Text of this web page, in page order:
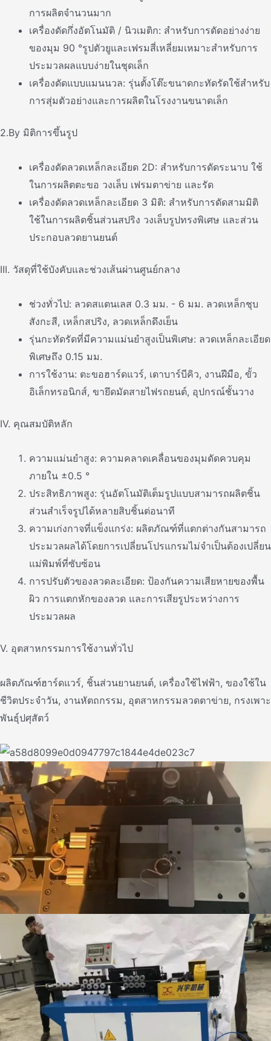
การผลิตจํานวนมาก
เครื่องดัดกึ่งอัตโนมัติ / นิวเมติก: สําหรับการดัดอย่างง่าย
ของมุม 90 °รูปตัวยูและเฟรมสี่เหลี่ยมเหมาะสําหรับการ
ประมวลผลแบบง่ายในชุดเล็ก
เครื่องดัดแบบแมนนวล: รุ่นตั้งโต๊ะขนาดกะทัดรัดใช้สําหรับ
การสุ่มตัวอย่างและการผลิตในโรงงานขนาดเล็ก
2.By มิติการขึ้นรูป
เครื่องดัดลวดเหล็กละเอียด 2D: สําหรับการดัดระนาบ ใช้
ในการผลิตตะขอ วงเล็บ เฟรมตาข่าย และรัด
เครื่องดัดลวดเหล็กละเอียด 3 มิติ: สําหรับการดัดสามมิติ
ใช้ในการผลิตชิ้นส่วนสปริง วงเล็บรูปทรงพิเศษ และส่วน
ประกอบลวดยานยนต์
III. วัสดุที่ใช้บังคับและช่วงเส้นผ่านศูนย์กลาง
ช่วงทั่วไป: ลวดสแตนเลส 0.3 มม. - 6 มม. ลวดเหล็กชุบ
สังกะสี, เหล็กสปริง, ลวดเหล็กดึงเย็น
รุ่นกะทัดรัดที่มีความแม่นยําสูงเป็นพิเศษ: ลวดเหล็กละเอียด
พิเศษถึง 0.15 มม.
การใช้งาน: ตะขอฮาร์ดแวร์, เตาบาร์บีคิว, งานฝีมือ, ขั้ว
อิเล็กทรอนิกส์, ขายึดมัดสายไฟรถยนต์, อุปกรณ์ชั้นวาง
IV. คุณสมบัติหลัก
ความแม่นยําสูง: ความคลาดเคลื่อนของมุมดัดควบคุม
ภายใน ±0.5 °
ประสิทธิภาพสูง: รุ่นอัตโนมัติเต็มรูปแบบสามารถผลิตชิ้น
ส่วนสําเร็จรูปได้หลายสิบชิ้นต่อนาที
ความเก่งกาจที่แข็งแกร่ง: ผลิตภัณฑ์ที่แตกต่างกันสามารถ
ประมวลผลได้โดยการเปลี่ยนโปรแกรมไม่จําเป็นต้องเปลี่ยน
แม่พิมพ์ที่ซับซ้อน
การปรับตัวของลวดละเอียด: ป้องกันความเสียหายของพื้น
ผิว การแตกหักของลวด และการเสียรูประหว่างการ
ประมวลผล
V. อุตสาหกรรมการใช้งานทั่วไป
ผลิตภัณฑ์ฮาร์ดแวร์, ชิ้นส่วนยานยนต์, เครื่องใช้ไฟฟ้า, ของใช้ใน
ชีวิตประจําวัน, งานหัตถกรรม, อุตสาหกรรมลวดตาข่าย, กรงเพาะ
พันธุ์ปศุสัตว์